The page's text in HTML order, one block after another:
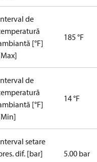
RoHS
de
[°F]
185 °F
de
[°F]
14 °F
setare
dif. [bar]
5.00 bar